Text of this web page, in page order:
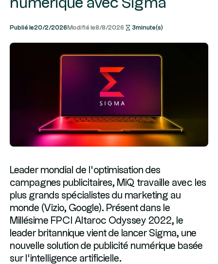
numérique avec Sigma
Publié le20/2/2026 Modifié le8/8/2026 3minute(s)
Leader mondial de l’optimisation des
campagnes publicitaires, MiQ travaille avec les
plus grands spécialistes du marketing au
monde (Vizio, Google). Présent dans le
Millésime FPCI Altaroc Odyssey 2022, le
leader britannique vient de lancer Sigma, une
nouvelle solution de publicité numérique basée
sur l’intelligence artificielle.